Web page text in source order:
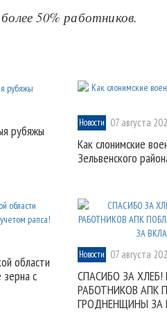
50% работников.
рубяжы
Новости 07 августа
Как слонимские
Зельвенского
области
с
Новости 07 августа
СПАСИБО ЗА
РАБОТНИКОВ АПК
ГРОДНЕНЩИНЫ ЗА